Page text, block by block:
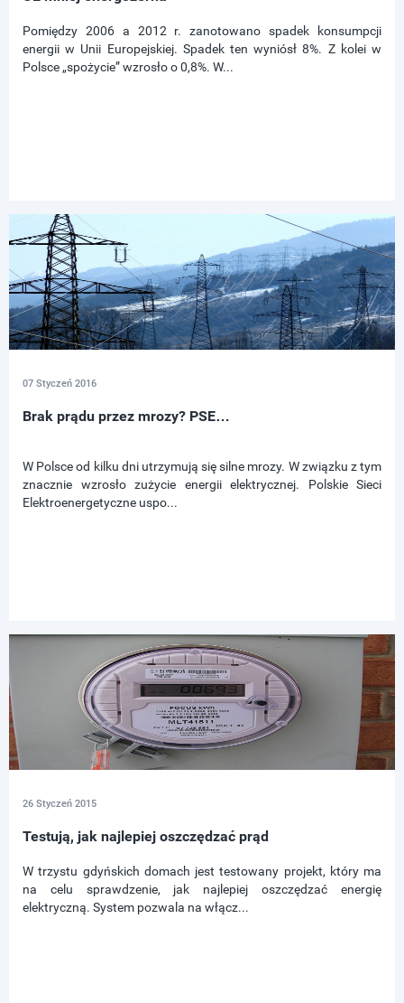
Pomiędzy 2006 a 2012 r. zanotowano spadek konsumpcji
energii w Unii Europejskiej. Spadek ten wyniósł 8%. Z kolei w
Polsce „spożycie” wzrosło o 0,8%. W...
07 Styczeń 2016
Brak prądu przez mrozy? PSE…
W Polsce od kilku dni utrzymują się silne mrozy. W związku z tym
znacznie wzrosło zużycie energii elektrycznej. Polskie Sieci
Elektroenergetyczne uspo...
26 Styczeń 2015
Testują, jak najlepiej oszczędzać prąd
W trzystu gdyńskich domach jest testowany projekt, który ma
na celu sprawdzenie, jak najlepiej oszczędzać energię
elektryczną. System pozwala na włącz...